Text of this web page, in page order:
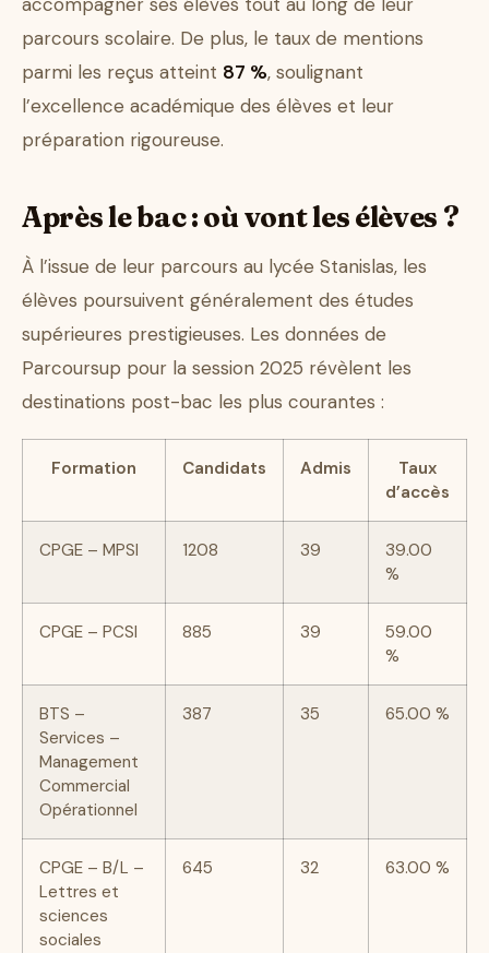
parcours scolaire. De plus, le taux de mentions
parmi les reçus atteint 87 %, soulignant
l’excellence académique des élèves et leur
préparation rigoureuse.
Après le bac : où vont les élèves ?
À l’issue de leur parcours au lycée Stanislas, les
élèves poursuivent généralement des études
supérieures prestigieuses. Les données de
Parcoursup pour la session 2025 révèlent les
destinations post-bac les plus courantes :
Formation Candidats Admis
Taux
d’accès
CPGE – MPSI 1208 39
39.00
%
CPGE – PCSI 885 39
59.00
%
BTS –
Services –
Management
Commercial
Opérationnel
387 35 65.00 %
CPGE – B/L –
Lettres et
sciences
sociales
645 32 63.00 %